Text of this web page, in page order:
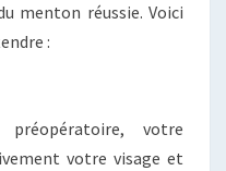
menton réussie. Voici
:
votre
votre visage et